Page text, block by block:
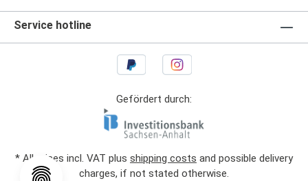
Service hotline
Gefördert durch:
* All prices incl. VAT plus shipping costs and possible delivery
charges, if not stated otherwise.